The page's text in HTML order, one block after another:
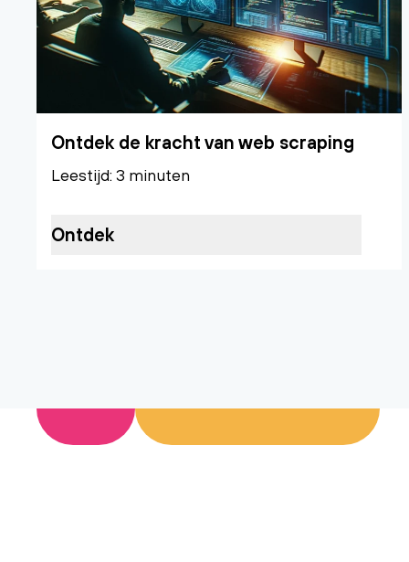
Ontdek de kracht van web scraping
Leestijd: 3 minuten
Ontdek